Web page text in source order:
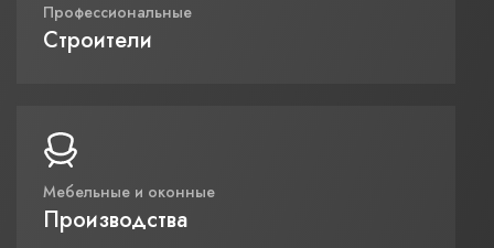
Профессиональные
Строители
Мебельные и оконные
Производства